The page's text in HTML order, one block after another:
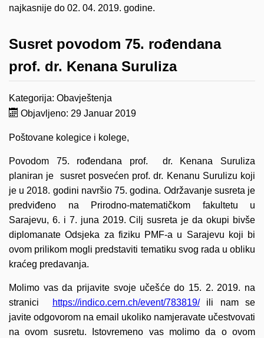
najkasnije do 02. 04. 2019. godine.
Susret povodom 75. rođendana
prof. dr. Kenana Suruliza
Kategorija: Obavještenja
Objavljeno: 29 Januar 2019
Poštovane kolegice i kolege,
Povodom 75. rođendana prof. dr. Kenana Suruliza
planiran je susret posvećen prof. dr. Kenanu Surulizu koji
je u 2018. godini navršio 75. godina. Održavanje susreta je
predviđeno na Prirodno-matematičkom fakultetu u
Sarajevu, 6. i 7. juna 2019. Cilj susreta je da okupi bivše
diplomanate Odsjeka za fiziku PMF-a u Sarajevu koji bi
ovom prilikom mogli predstaviti tematiku svog rada u obliku
kraćeg predavanja.
Molimo vas da prijavite svoje učešće do 15. 2. 2019. na
stranici
https://indico.cern.ch/event/783819/ili nam se
javite odgovorom na email ukoliko namjeravate učestvovati
na ovom susretu. Istovremeno vas molimo da o ovom